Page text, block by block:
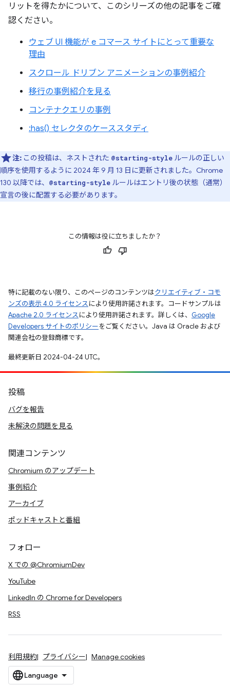
リットを得たかについて、このシリーズの他の記事をご確
認ください。
ウェブ UI 機能が e コマース サイトにとって重要な
理由
スクロール ドリブン アニメーションの事例紹介
移行の事例紹介を見る
コンテナクエリの事例
:has() セレクタのケーススタディ
注: この投稿は、ネストされた @starting-style ルールの正しい
順序を使用するように 2024 年 9 月 13 日に更新されました。Chrome
130 以降では、
@starting-style ルールはエントリ後の状態（通常）
宣言の後に配置する必要があります。
この情報は役に立ちましたか？
特に記載のない限り、このページのコンテンツはクリエイティブ・コモ
ンズの表示 4.0 ライセンスにより使用許諾されます。コードサンプルは
Apache 2.0 ライセンスにより使用許諾されます。詳しくは、 Google
Developers サイトのポリシーをご覧ください。Java は Oracle および
関連会社の登録商標です。
最終更新日 2024-04-24 UTC。
投稿
バグを報告
未解決の問題を見る
関連コンテンツ
Chromium のアップデート
事例紹介
アーカイブ
ポッドキャストと番組
フォロー
X での @ChromiumDev
YouTube
LinkedIn の Chrome for Developers
RSS
利用規約 プライバシー Manage cookies